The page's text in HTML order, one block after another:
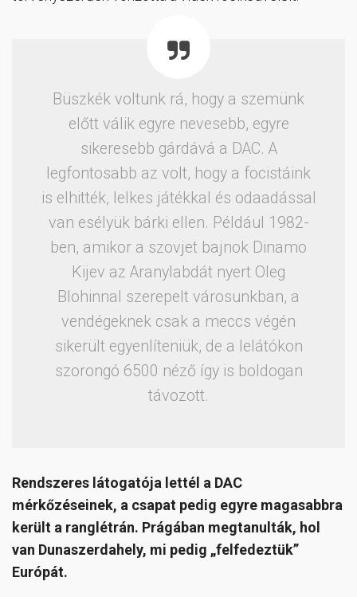
Büszkék voltunk rá, hogy a szemünk
előtt válik egyre nevesebb, egyre
sikeresebb gárdává a DAC. A
legfontosabb az volt, hogy a focistáink
is elhitték, lelkes játékkal és odaadással
van esélyük bárki ellen. Például 1982-
ben, amikor a szovjet bajnok Dinamo
Kijev az Aranylabdát nyert Oleg
Blohinnal szerepelt városunkban, a
vendégeknek csak a meccs végén
sikerült egyenlíteniük, de a lelátókon
szorongó 6500 néző így is boldogan
távozott.
Rendszeres látogatója lettél a DAC
mérkőzéseinek, a csapat pedig egyre magasabbra
került a ranglétrán. Prágában megtanulták, hol
van Dunaszerdahely, mi pedig „felfedeztük”
Európát.